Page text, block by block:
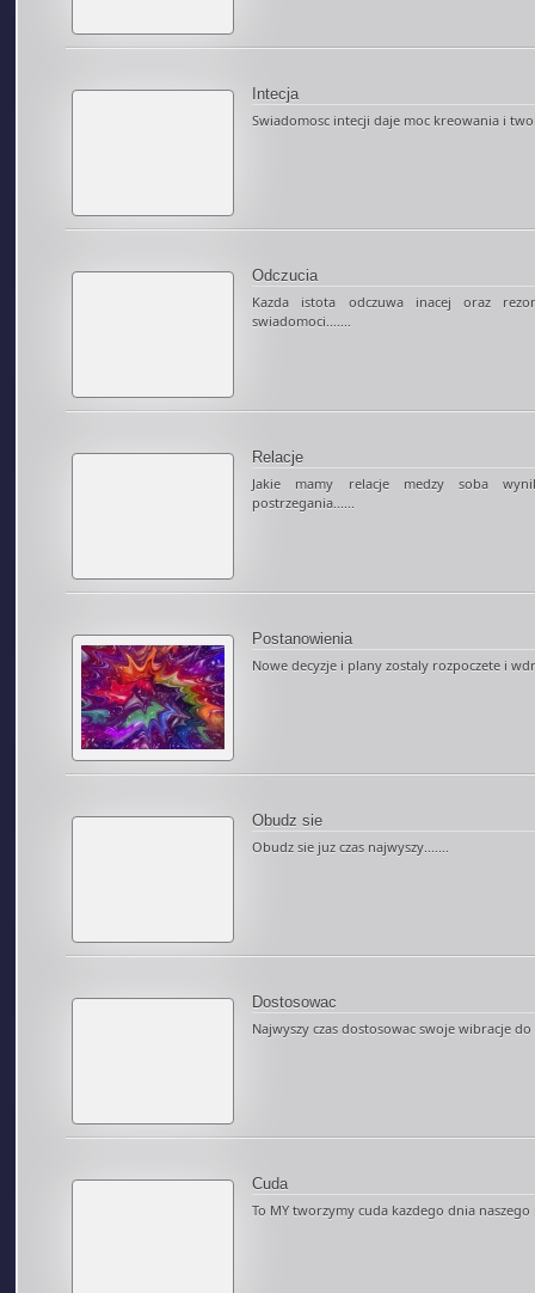
Intecja
Swiadomosc intecji daje moc kreowania i
Odczucia
Kazda istota odczuwa inacej oraz
swiadomoci.......
Relacje
Jakie mamy relacje medzy soba
postrzegania......
Postanowienia
Nowe decyzje i plany zostaly rozpoczete i
Obudz sie
Obudz sie juz czas najwyszy.......
Dostosowac
Najwyszy czas dostosowac swoje wibracje
Cuda
To MY tworzymy cuda kazdego dnia